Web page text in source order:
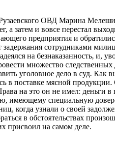
ОВД Марина
затем и вовсе перестал
предприятия и
сотрудниками
на безнаказанность, и,
множество
уголовное дело в суд. Как
в поставке мясной
на это он не имел: деньги в
имеющему специальную
когда узнали о своей
в обстоятельствах
присвоил на самом деле.